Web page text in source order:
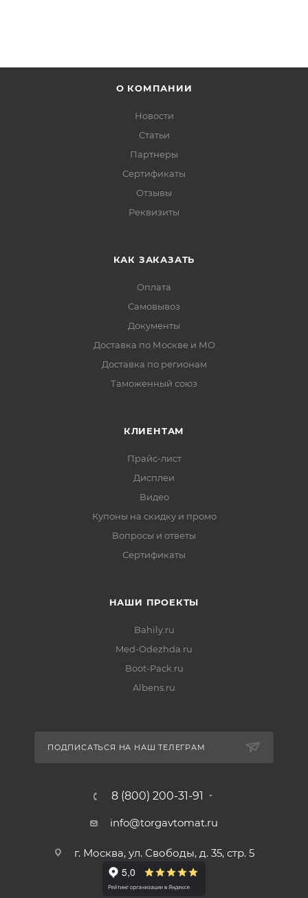
О КОМПАНИИ
Новости
Статьи
Партнеры
Сертификаты
Отзывы
Реквизиты
КАК ЗАКАЗАТЬ
Оплата
Самовывоз
Документы
Доставка по Москве и МО
Доставка по регионам
Таможенный союз
КЛИЕНТАМ
Прайс-лист
Дисплеи
Видео
Купоны на скидку и промо
Вопросы и ответы
Сертификаты
НАШИ ПРОЕКТЫ
Bahily.ru
Med-Odezhda.ru
Boot-Pack.ru
Albens.ru
ПОДПИСАТЬСЯ НА НАШ ТЕЛЕГРАМ
8 (800) 200-31-91
info@torgavtomat.ru
г. Москва, ул. Свободы, д. 35, стр. 5